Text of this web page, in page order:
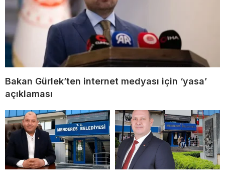
Bakan Gürlek’ten internet medyası için ‘yasa’
açıklaması